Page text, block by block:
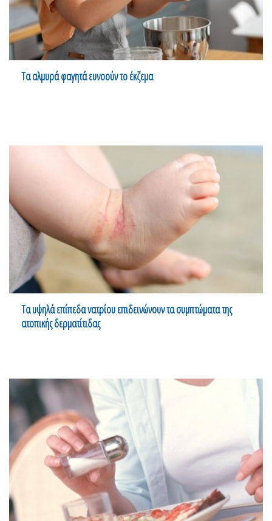
Τα αλμυρά φαγητά ευνοούν το έκζεμα
Τα υψηλά επίπεδα νατρίου επιδεινώνουν τα συμπτώματα της
ατοπικής δερματίτιδας